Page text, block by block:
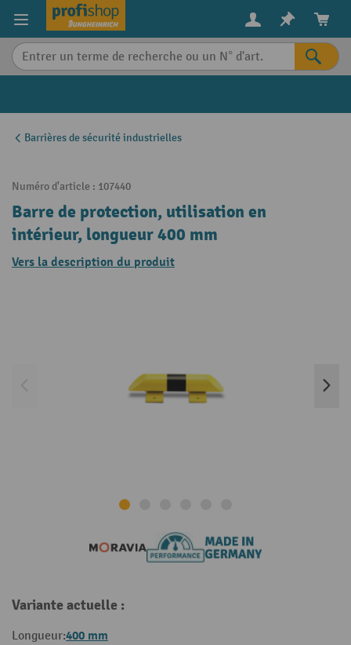
content
Barrières de sécurité industrielles
Numéro d'article : 107440
Barre de protection, utilisation en
intérieur, longueur 400 mm
Vers la description du produit
Variante actuelle :
Longueur:400 mm